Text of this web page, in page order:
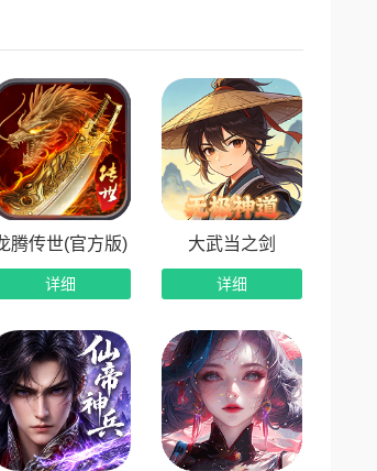
腾传世(官方版)
详细
大武当之剑
详细